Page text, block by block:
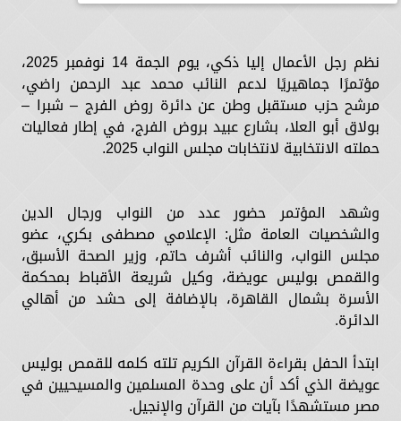
نظم رجل الأعمال إليا ذكي، يوم الجمة 14 نوفمبر 2025،
مؤتمرًا جماهيريًا لدعم النائب محمد عبد الرحمن راضي،
مرشح حزب مستقبل وطن عن دائرة روض الفرج – شبرا –
بولاق أبو العلا، بشارع عبيد بروض الفرج، في إطار فعاليات
حملته الانتخابية لانتخابات مجلس النواب 2025.
وشهد المؤتمر حضور عدد من النواب ورجال الدين
والشخصيات العامة مثل: الإعلامي مصطفى بكري، عضو
مجلس النواب، والنائب أشرف حاتم، وزير الصحة الأسبق،
والقمص بوليس عويضة، وكيل شريعة الأقباط بمحكمة
الأسرة بشمال القاهرة، بالإضافة إلى حشد من أهالي
الدائرة.
ابتدأ الحفل بقراءة القرآن الكريم تلته كلمه للقمص بوليس
عويضة الذي أكد أن على وحدة المسلمين والمسيحيين في
مصر مستشهدًا بآيات من القرآن والإنجيل.